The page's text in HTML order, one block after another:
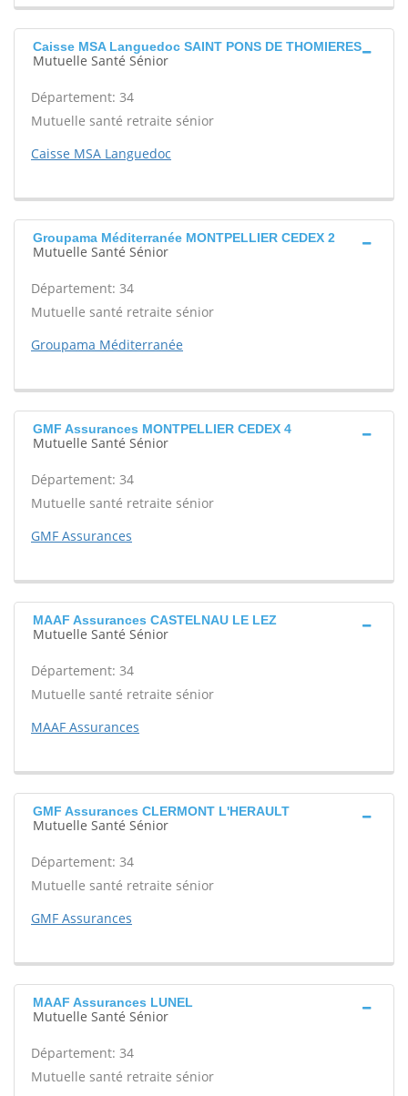
Caisse MSA Languedoc SAINT PONS DE THOMIERES
Mutuelle Santé Sénior
Département: 34
Mutuelle santé retraite sénior
Caisse MSA Languedoc
Groupama Méditerranée MONTPELLIER CEDEX 2
Mutuelle Santé Sénior
Département: 34
Mutuelle santé retraite sénior
Groupama Méditerranée
GMF Assurances MONTPELLIER CEDEX 4
Mutuelle Santé Sénior
Département: 34
Mutuelle santé retraite sénior
GMF Assurances
MAAF Assurances CASTELNAU LE LEZ
Mutuelle Santé Sénior
Département: 34
Mutuelle santé retraite sénior
MAAF Assurances
GMF Assurances CLERMONT L'HERAULT
Mutuelle Santé Sénior
Département: 34
Mutuelle santé retraite sénior
GMF Assurances
MAAF Assurances LUNEL
Mutuelle Santé Sénior
Département: 34
Mutuelle santé retraite sénior